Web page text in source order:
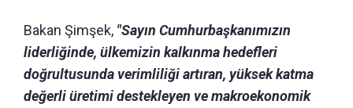
Bakan Şimşek, "Sayın Cumhurbaşkanımızın
liderliğinde, ülkemizin kalkınma hedefleri
doğrultusunda verimliliği artıran, yüksek katma
değerli üretimi destekleyen ve makroekonomik